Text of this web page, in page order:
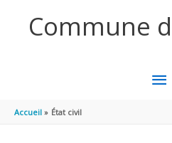
Commune
Accueil État civil